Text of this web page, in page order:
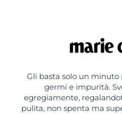
Gli basta solo un
germi e impurità.
egregiamente,
pulita, non spenta ma